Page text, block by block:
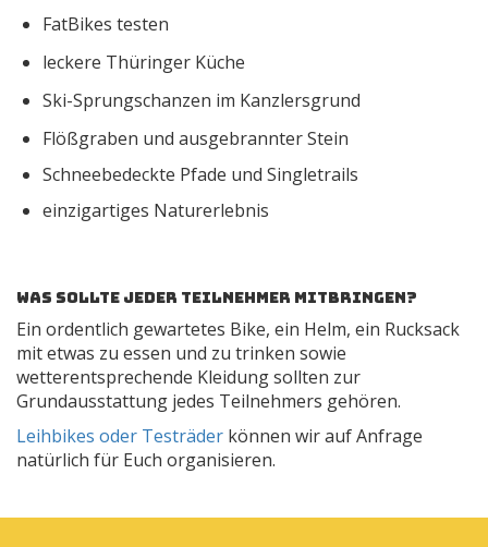
FatBikes testen
leckere Thüringer Küche
Ski-Sprungschanzen im Kanzlersgrund
Flößgraben und ausgebrannter Stein
Schneebedeckte Pfade und Singletrails
einzigartiges Naturerlebnis
Was sollte jeder Teilnehmer mitbringen?
Ein ordentlich gewartetes Bike, ein Helm, ein Rucksack
mit etwas zu essen und zu trinken sowie
wetterentsprechende Kleidung sollten zur
Grundausstattung jedes Teilnehmers gehören.
Leihbikes oder Testräder können wir auf Anfrage
natürlich für Euch organisieren.